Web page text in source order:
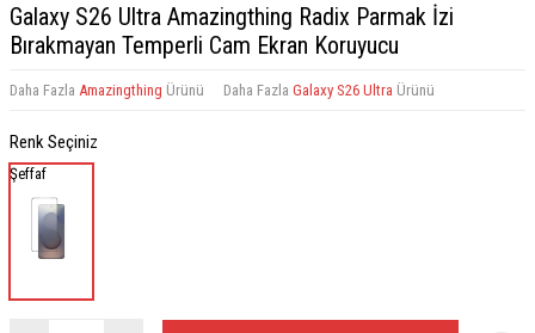
Galaxy S26 Ultra Amazingthing Radix Parmak İzi
Bırakmayan Temperli Cam Ekran Koruyucu
Daha Fazla Amazingthing Ürünü Daha Fazla Galaxy S26 Ultra Ürünü
Renk Seçiniz
Şeffaf